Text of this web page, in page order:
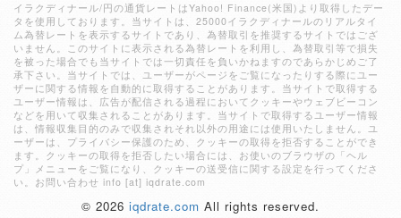
イラクディナール/円の通貨レートはYahoo! Finance(米国)より取得したデー
タを使用しております。当サイトは、25000イラクディナールのリアルタイ
ム為替レートを表示するサイトであり、為替取引を推奨するサイトではござ
いません。このサイトに表示される為替レートを利用し、為替取引等で損失
を被った場合でも当サイトでは一切責任を負いかねますのであらかじめご了
承下さい。当サイトでは、ユーザーがページをご覧になったりする際にユー
ザーに関する情報を自動的に取得することがあります。当サイトで取得する
ユーザー情報は、広告が配信される過程においてクッキーやウェブビーコン
などを用いて収集されることがあります。当サイトで取得するユーザー情報
は、情報収集目的のみで収集されそれ以外の用途には使用いたしません。ユ
ーザーは、プライバシー保護のため、クッキーの取得を拒否することができ
ます。クッキーの取得を拒否したい場合には、お使いのブラウザの「ヘル
プ」メニューをご覧になり、クッキーの送受信に関する設定を行ってくださ
い。お問い合わせ info [at] iqdrate.com
© 2026 iqdrate.com All rights reserved.